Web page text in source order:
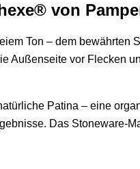
von
Ton – dem bewährten
vor Flecken
Patina – eine
Das Stoneware-